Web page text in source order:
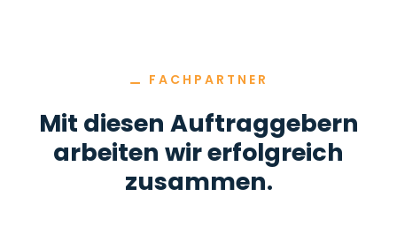
⚊ FACHPARTNER
Mit diesen Auftraggebern
arbeiten wir erfolgreich
zusammen.